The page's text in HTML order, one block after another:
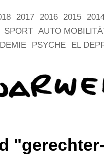
2017 2016 2015 2014
SPORT AUTO
PSYCHE EL